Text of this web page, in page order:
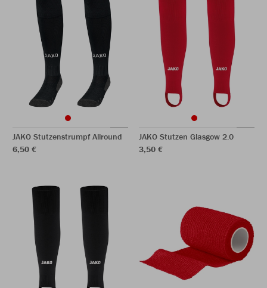
JAKO Stutzenstrumpf Allround
6,50 €
JAKO Stutzen Glasgow 2.0
3,50 €